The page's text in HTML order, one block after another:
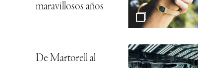
maravillosos años
De Martorell al